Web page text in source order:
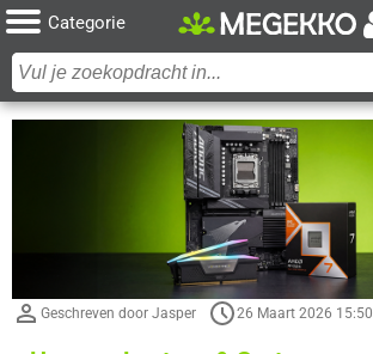
Categorie
Geschreven door Jasper 26 Maart 2026 15:50